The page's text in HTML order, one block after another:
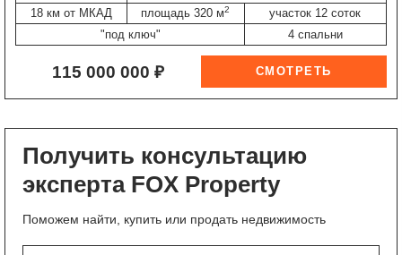
18 км от МКАД
площадь 320 м2
участок 12 соток
"под ключ"
4 спальни
115 000 000 ₽
Получить консультацию
эксперта FOX Property
Поможем найти, купить или продать недвижимость